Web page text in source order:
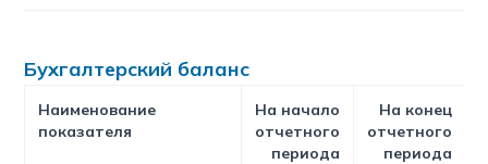
Бухгалтерский баланс
Наименование
показателя
На начало
отчетного
периода
На конец
отчетного
периода